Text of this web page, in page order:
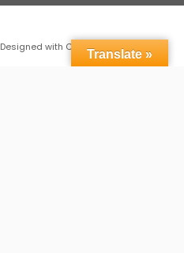
Designed with Customizr Pro
Translate »